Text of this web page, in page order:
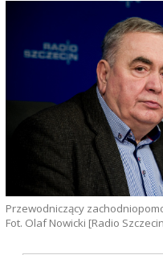
Przewodniczący
Fot. Olaf Nowicki [Radio